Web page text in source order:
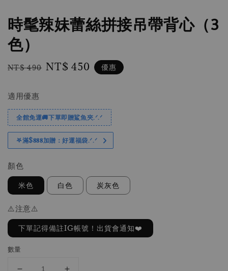
時髦辣妹蕾絲拼接吊帶背心（3
色）
Regular
NT$ 490 Sale
NT$ 450 優惠
適用優惠
全館免運🚚下單即贈鯊魚夾.ᐟ.ᐟ
𖤐滿$𝟖𝟖𝟖加贈：好運福袋.ᐟ‪.ᐟ
顏色
米色 白色 炭灰色
⚠️注意⚠️
下單記得備註IG帳號！出貨會通知❤️
數量